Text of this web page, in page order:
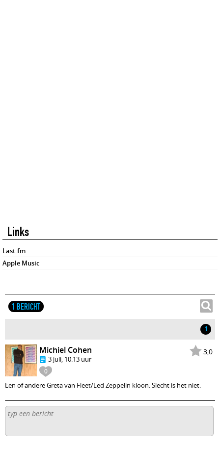
Links
Last.fm
Apple Music
1 BERICHT
1
3,0
0
Michiel Cohen
3 juli, 10:13 uur
Een of andere Greta van Fleet/Led Zeppelin kloon. Slecht is het niet.